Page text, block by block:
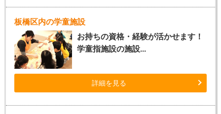
板橋区内の学童施設
お持ちの資格・経験が活かせます！
学童指施設の施設...
詳細を見る